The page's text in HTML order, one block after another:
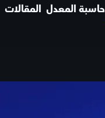
حاسبة المعدل المقالات